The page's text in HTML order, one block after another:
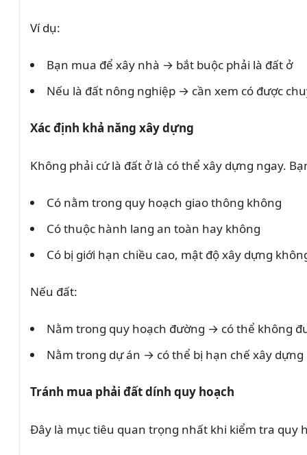
Ví dụ:
Bạn mua để xây nhà → bắt buộc phải là đất ở
Nếu là đất nông nghiệp → cần xem có được
Xác định khả năng xây dựng
Không phải cứ là đất ở là có thể xây dựng ngay.
Có nằm trong quy hoạch giao thông không
Có thuộc hành lang an toàn hay không
Có bị giới hạn chiều cao, mật độ xây dựng
Nếu đất:
Nằm trong quy hoạch đường → có thể không
Nằm trong dự án → có thể bị hạn chế xây dựng
Tránh mua phải đất dính quy hoạch
Đây là mục tiêu quan trọng nhất khi kiểm tra quy